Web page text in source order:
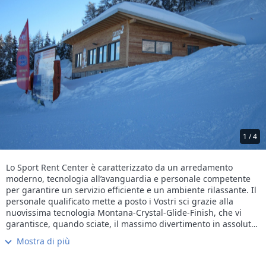
1 / 4
Lo Sport Rent Center è caratterizzato da un arredamento
moderno, tecnologia all’avanguardia e personale competente
per garantire un servizio efficiente e un ambiente rilassante. Il
personale qualificato mette a posto i Vostri sci grazie alla
nuovissima tecnologia Montana-Crystal-Glide-Finish, che vi
garantisce, quando sciate, il massimo divertimento in assoluta
sicurezza. Gli attrezzi vengono curati giornalmente; per farVi
trovare il materiale sempre in ottime condizioni.
Mostra di più